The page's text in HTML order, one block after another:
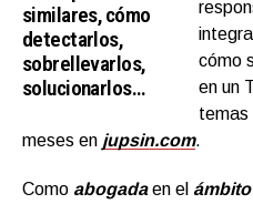
similares, cómo
detectarlos,
sobrellevarlos,
solucionarlos…
cómo
en un
temas
meses en jupsin.com.
Como abogadaen el